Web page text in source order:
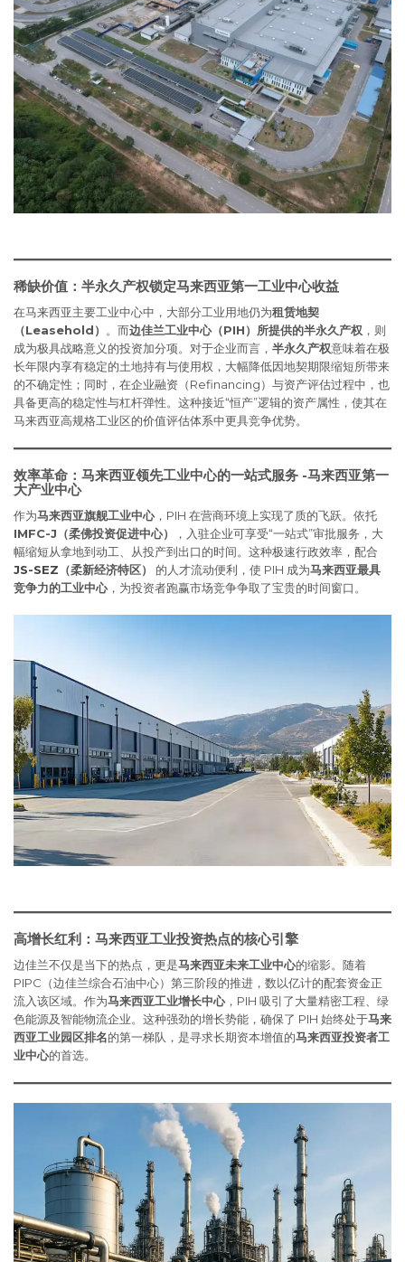
稀缺价值：半永久产权锁定马来西亚第一工业中心收益
在马来西亚主要工业中心中，大部分工业用地仍为租赁地契
（Leasehold）
。而边佳兰工业中心（PIH） 所提供的半永久产权 ，则
成为极具战略意义的投资加分项。对于企业而言， 半永久产权意味着在极
长年限内享有稳定的土地持有与使用权，大幅降低因地契期限缩短所带来
的不确定性；同时，在企业融资（Refinancing）与资产评估过程中，也
具备更高的稳定性与杠杆弹性。这种接近“恒产”逻辑的资产属性，使其在
马来西亚高规格工业区的价值评估体系中更具竞争优势。
效率革命：马来西亚领先工业中心的一站式服务 -马来西亚第一
大产业中心
作为马来西亚旗舰工业中心，PIH 在营商环境上实现了质的飞跃。依托
IMFC-J（柔佛投资促进中心）
，入驻企业可享受“一站式”审批服务，大
幅缩短从拿地到动工、从投产到出口的时间。这种极速行政效率，配合
JS-SEZ （柔新经济特区） 的人才流动便利，使 PIH 成为马来西亚最具
竞争力的工业中心，为投资者跑赢市场竞争争取了宝贵的时间窗口。
高增长红利：马来西亚工业投资热点的核心引擎
边佳兰不仅是当下的热点，更是马来西亚未来工业中心的缩影。随着
PIPC（边佳兰综合石油中心）第三阶段的推进，数以亿计的配套资金正
流入该区域。作为马来西亚工业增长中心，PIH 吸引了大量精密工程、绿
色能源及智能物流企业。这种强劲的增长势能，确保了 PIH 始终处于马来
西亚工业园区排名的第一梯队，是寻求长期资本增值的马来西亚投资者工
业中心的首选。